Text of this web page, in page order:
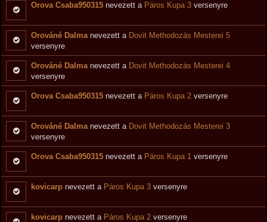
Orova Csaba950315 nevezett a Páros Kupa 3 versenyre
Orováné Dalma nevezett a Dovit Methodozás Mesterei 5
versenyre
Orováné Dalma nevezett a Dovit Methodozás Mesterei 4
versenyre
Orova Csaba950315 nevezett a Páros Kupa 2 versenyre
Orováné Dalma nevezett a Dovit Methodozás Mesterei 3
versenyre
Orova Csaba950315 nevezett a Páros Kupa 1 versenyre
kovicarp nevezett a Páros Kupa 3 versenyre
kovicarp nevezett a Páros Kupa 2 versenyre